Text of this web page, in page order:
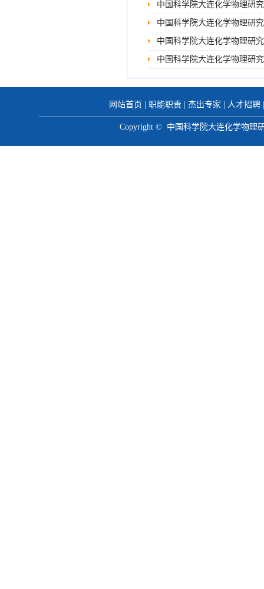
中国科学院大连化学物理研
中国科学院大连化学物理研
中国科学院大连化学物理研
中国科学院大连化学物理研
网站首页 职能职责| 杰出专家 人才招聘
Copyright © 中国科学院大连化学物